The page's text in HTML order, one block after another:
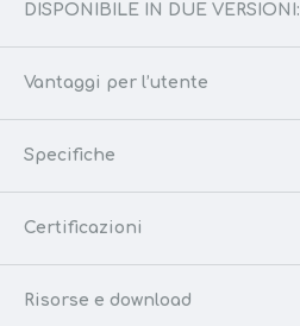
DISPONIBILE IN DUE VERSIONI:
Vantaggi per l’utente
Specifiche
Certificazioni
Risorse e download